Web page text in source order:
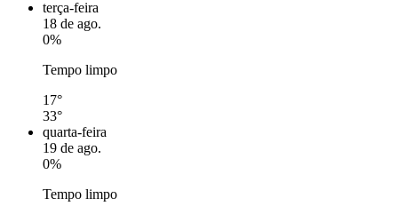
terça-feira
18 de ago.
0%
Tempo limpo
17°
33°
quarta-feira
19 de ago.
0%
Tempo limpo